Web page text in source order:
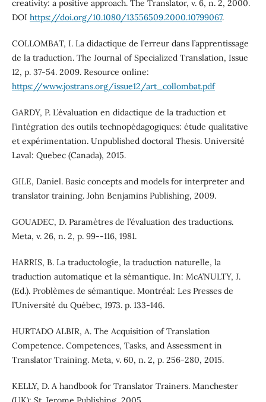
creativity: a positive approach. The Translator, v. 6, n. 2, 2000.
DOI https://doi.org/10.1080/13556509.2000.10799067.
COLLOMBAT, I. La didactique de l’erreur dans l’apprentissage
de la traduction. The Journal of Specialized Translation, Issue
12, p. 37-54. 2009. Resource online:
https://www.jostrans.org/issue12/art_collombat.pdf
GARDY, P. L’évaluation en didactique de la traduction et
l’intégration des outils technopédagogiques: étude qualitative
et expérimentation. Unpublished doctoral Thesis. Université
Laval: Quebec (Canada), 2015.
GILE, Daniel. Basic concepts and models for interpreter and
translator training. John Benjamins Publishing, 2009.
GOUADEC, D. Paramètres de l’évaluation des traductions.
Meta, v. 26, n. 2, p. 99--116, 1981.
HARRIS, B. La traductologie, la traduction naturelle, la
traduction automatique et la sémantique. In: McA’NULTY, J.
(Ed.). Problèmes de sémantique. Montréal: Les Presses de
l’Université du Québec, 1973. p. 133-146.
HURTADO ALBIR, A. The Acquisition of Translation
Competence. Competences, Tasks, and Assessment in
Translator Training. Meta, v. 60, n. 2, p. 256-280, 2015.
KELLY, D. A handbook for Translator Trainers. Manchester